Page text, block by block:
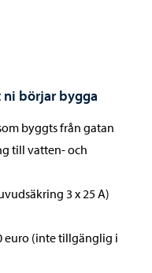
ni börjar bygga
byggts från gatan
till vatten- och
3 x 25 A)
euro (inte tillgänglig i